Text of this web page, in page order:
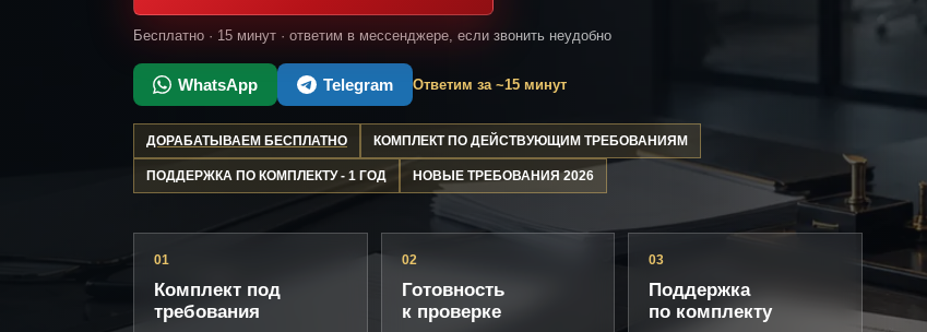
Бесплатно · 15 минут · ответим в мессенджере, если звонить неудобно
WhatsApp Telegram Ответим за ~15 минут
ДОРАБАТЫВАЕМ БЕСПЛАТНО КОМПЛЕКТ ПО ДЕЙСТВУЮЩИМ ТРЕБОВАНИЯМ
ПОДДЕРЖКА ПО КОМПЛЕКТУ - 1 ГОД НОВЫЕ ТРЕБОВАНИЯ 2026
01
Комплект под
требования
02
Готовность
к проверке
03
Поддержка
по комплекту